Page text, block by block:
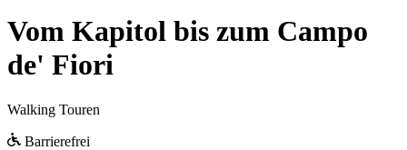
Vom Kapitol bis zum Campo
de' Fiori
Walking Touren
Barrierefrei